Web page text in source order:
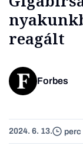
reagált
Forbes
2024. 6. 13. perc